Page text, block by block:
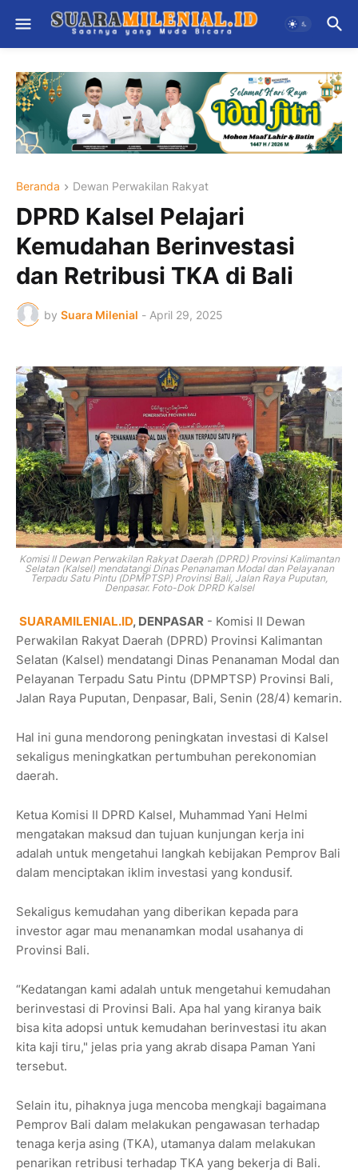
Beranda Dewan Perwakilan Rakyat
DPRD Kalsel Pelajari
Kemudahan Berinvestasi
dan Retribusi TKA di Bali
by Suara Milenial - April 29, 2025
Komisi II Dewan Perwakilan Rakyat Daerah (DPRD) Provinsi Kalimantan
Selatan (Kalsel) mendatangi Dinas Penanaman Modal dan Pelayanan
Terpadu Satu Pintu (DPMPTSP) Provinsi Bali, Jalan Raya Puputan,
Denpasar. Foto-Dok DPRD Kalsel
SUARAMILENIAL.ID, DENPASAR - Komisi II Dewan
Perwakilan Rakyat Daerah (DPRD) Provinsi Kalimantan
Selatan (Kalsel) mendatangi Dinas Penanaman Modal dan
Pelayanan Terpadu Satu Pintu (DPMPTSP) Provinsi Bali,
Jalan Raya Puputan, Denpasar, Bali, Senin (28/4) kemarin.
Hal ini guna mendorong peningkatan investasi di Kalsel
sekaligus meningkatkan pertumbuhan perekonomian
daerah.
Ketua Komisi II DPRD Kalsel, Muhammad Yani Helmi
mengatakan maksud dan tujuan kunjungan kerja ini
adalah untuk mengetahui langkah kebijakan Pemprov Bali
dalam menciptakan iklim investasi yang kondusif.
Sekaligus kemudahan yang diberikan kepada para
investor agar mau menanamkan modal usahanya di
Provinsi Bali.
“Kedatangan kami adalah untuk mengetahui kemudahan
berinvestasi di Provinsi Bali. Apa hal yang kiranya baik
bisa kita adopsi untuk kemudahan berinvestasi itu akan
kita kaji tiru," jelas pria yang akrab disapa Paman Yani
tersebut.
Selain itu, pihaknya juga mencoba mengkaji bagaimana
Pemprov Bali dalam melakukan pengawasan terhadap
tenaga kerja asing (TKA), utamanya dalam melakukan
penarikan retribusi terhadap TKA yang bekerja di Bali.